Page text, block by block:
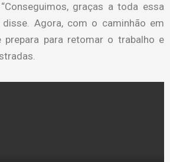
graças a toda essa
disse. Agora, com o caminhão em
prepara para retomar o trabalho e